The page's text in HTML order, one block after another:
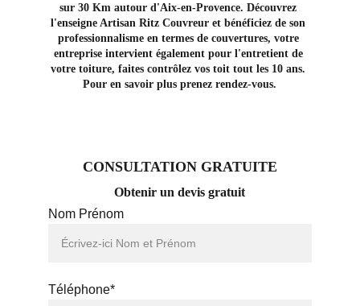
Nom Prénom
Téléphone*
sur 30 Km autour d'Aix-en-Provence. Découvrez
l'enseigne Artisan Ritz Couvreur et bénéficiez de son
professionnalisme en termes de couvertures, votre
entreprise intervient également pour l'entretient de
votre toiture, faites contrôlez vos toit tout les 10 ans.
Pour en savoir plus prenez rendez-vous.
CONSULTATION GRATUITE
Obtenir un devis gratuit